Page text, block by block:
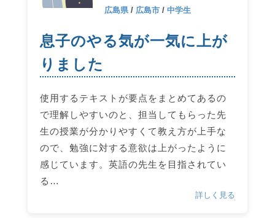
広島県/ 広島市/ 中学生
息子のやる気が一気に上が
りました
使用するテキストが要点をまとめてあるの
で理解しやすいのと、担当してもらった先
生の授業が分かりやすくて教え方が上手な
ので、勉強に対する意欲は上がったように
感じています。英語の先生を目指されてい
る…
詳しく見る